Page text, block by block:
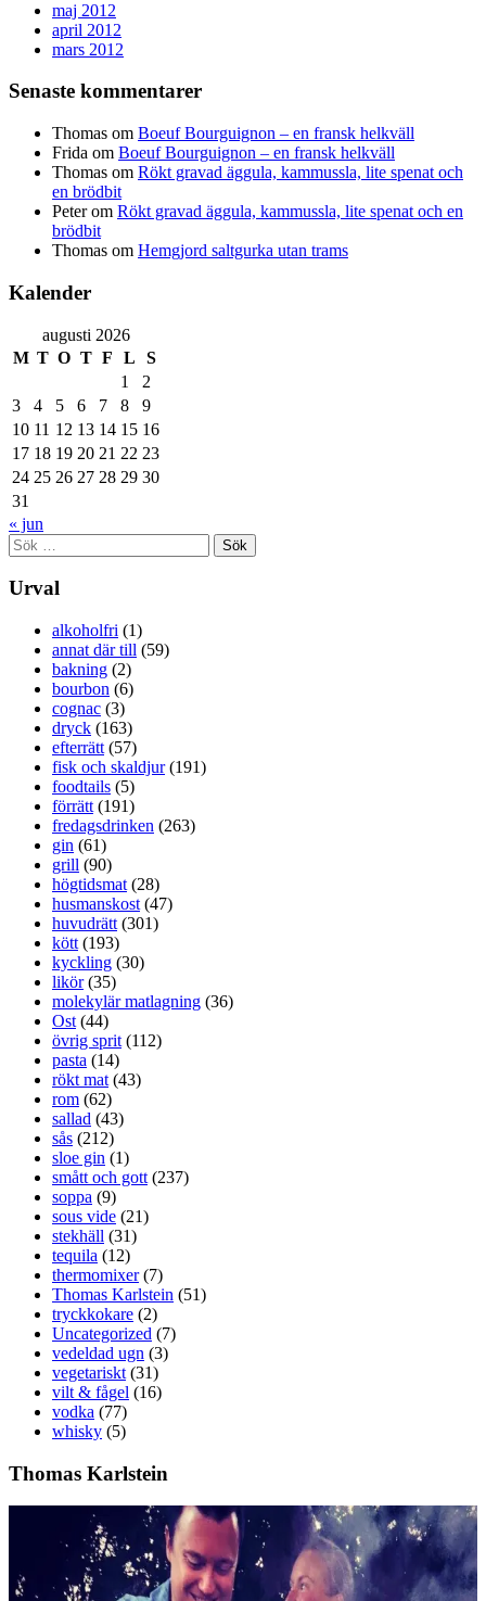
maj 2012
april 2012
mars 2012
Senaste kommentarer
Thomas om Boeuf Bourguignon – en fransk helkväll
Frida om Boeuf Bourguignon – en fransk helkväll
Thomas om Rökt gravad äggula, kammussla, lite spenat och
en brödbit
Peterom Rökt gravad äggula, kammussla, lite spenat och en
brödbit
Thomas om Hemgjord saltgurka utan trams
Kalender
augusti 2026
M T O T F L
S
1
2
3
4 5 6 7 8
9
10 11 12 13 14 15 16
17 18 19 20 21 22 23
24 25 26 27 28 29 30
31
« jun
Sök
efter:
Urval
alkoholfri (1)
annat där till (59)
bakning (2)
bourbon (6)
cognac (3)
dryck (163)
efterrätt (57)
fisk och skaldjur(191)
foodtails (5)
förrätt (191)
fredagsdrinken (263)
gin (61)
grill (90)
högtidsmat (28)
husmanskost (47)
huvudrätt (301)
kött (193)
kyckling (30)
likör(35)
molekylär matlagning (36)
Ost (44)
övrig sprit (112)
pasta (14)
rökt mat (43)
rom (62)
sallad (43)
sås (212)
sloe gin (1)
smått och gott (237)
soppa (9)
sous vide (21)
stekhäll (31)
tequila (12)
thermomixer(7)
Thomas Karlstein (51)
tryckkokare (2)
Uncategorized (7)
vedeldad ugn (3)
vegetariskt (31)
vilt & fågel (16)
vodka (77)
whisky (5)
Thomas Karlstein